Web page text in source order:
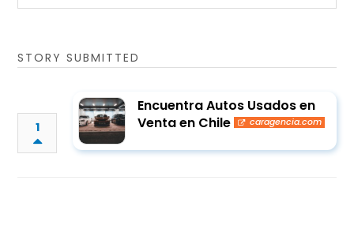
STORY SUBMITTED
1
Encuentra Autos Usados en
Venta en Chile
caragencia.com